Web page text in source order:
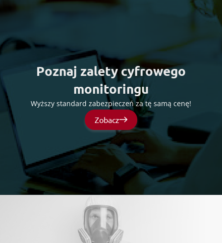
Poznaj zalety cyfrowego
monitoringu
Wyższy standard zabezpieczeń za tę samą cenę!
Zobacz